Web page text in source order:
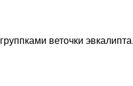
веточки эвкалипта.